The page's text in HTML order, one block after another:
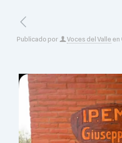
Publicado por Voces del Valle en